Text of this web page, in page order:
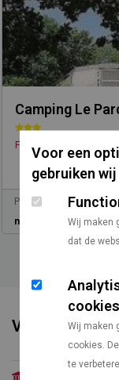
Voor een
gebruiken
Wij maken
dat de
cookies
Wij maken
cookies.
te
Camping Le
Frankrijk Pays de la
Prijs vanaf
n.v.t.
Voorzieningen